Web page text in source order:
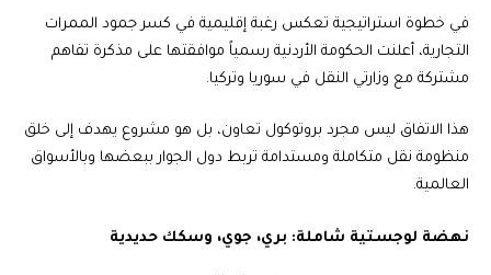
في خطوة استراتيجية تعكس رغبة إقليمية في كسر جمود الممرات
التجارية، أعلنت الحكومة الأردنية رسمياً موافقتها على مذكرة تفاهم
مشتركة مع وزارتي النقل في سوريا وتركيا.
هذا الاتفاق ليس مجرد بروتوكول تعاون، بل هو مشروع يهدف إلى خلق
منظومة نقل متكاملة ومستدامة تربط دول الجوار ببعضها وبالأسواق
العالمية.
نهضة لوجستية شاملة: بري، جوي، وسكك حديدية